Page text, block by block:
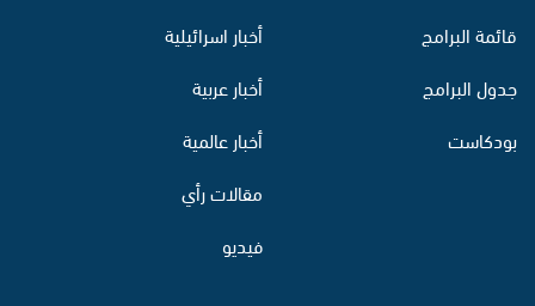
قائمة البرامج
جدول البرامج
بودكاست
أخبار اسرائيلية
أخبار عربية
أخبار عالمية
مقالات رأي
فيديو